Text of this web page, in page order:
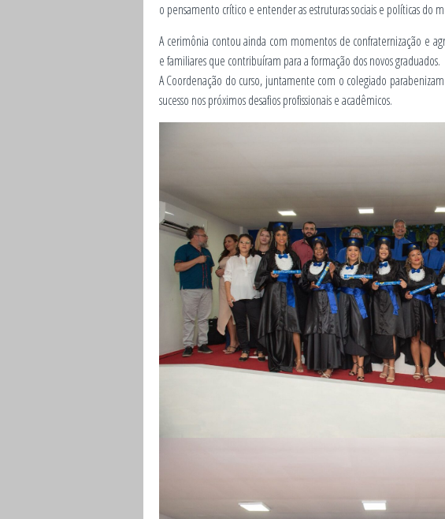
o pensamento crítico e entender as estruturas sociais e políticas do
A cerimônia contou ainda com momentos de confraternização e
e familiares que contribuíram para a formação dos novos graduados.
A Coordenação do curso, juntamente com o colegiado
sucesso nos próximos desafios profissionais e acadêmicos.